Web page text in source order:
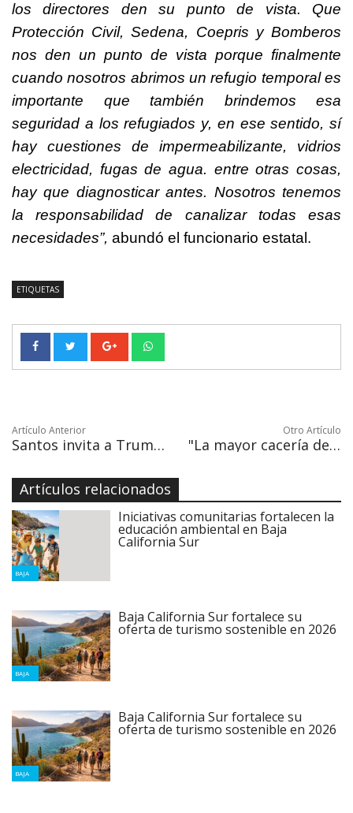
los directores den su punto de vista. Que
Protección Civil, Sedena, Coepris y Bomberos
nos den un punto de vista porque finalmente
cuando nosotros abrimos un refugio temporal es
importante que también brindemos esa
seguridad a los refugiados y, en ese sentido, sí
hay cuestiones de impermeabilizante, vidrios
electricidad, fugas de agua. entre otras cosas,
hay que diagnosticar antes. Nosotros tenemos
la responsabilidad de canalizar todas esas
necesidades”, abundó el funcionario estatal.
ETIQUETAS
Artículo Anterior
Santos invita a Trump a una Colombia "en paz" y destaca alianza
Otro Artículo
"La mayor cacería de brujas contra un político" afirma Trump
Artículos relacionados
BAJA
Iniciativas comunitarias fortalecen la
educación ambiental en Baja
California Sur
BAJA
Baja California Sur fortalece su
oferta de turismo sostenible en 2026
BAJA
Baja California Sur fortalece su
oferta de turismo sostenible en 2026